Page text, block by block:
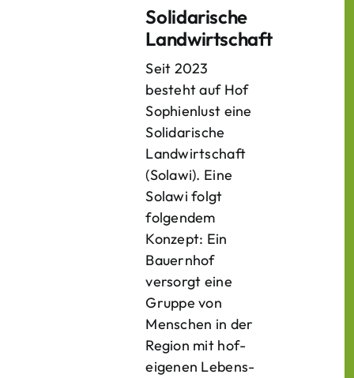
Solidarische
Landwirtschaft
Seit 2023
besteht auf Hof
Sophienlust eine
Solidarische
Landwirtschaft
(Solawi). Eine
Solawi folgt
folgendem
Konzept: Ein
Bauern­hof
versorgt eine
Gruppe von
Menschen in der
Region mit hof­
eigenen Lebens­